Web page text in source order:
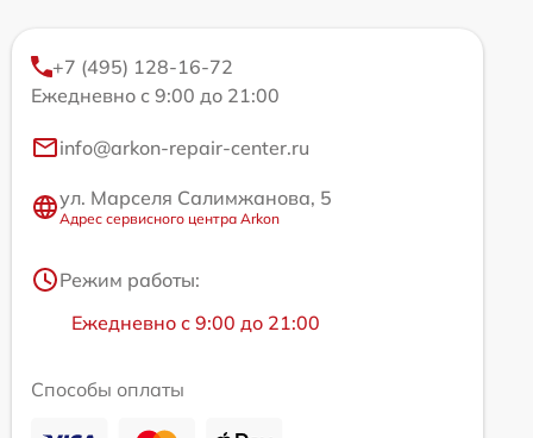
+7 (495) 128-16-72
Ежедневно с 9:00 до 21:00
info@arkon-repair-center.ru
ул. Марселя Салимжанова, 5
Адрес сервисного центра Arkon
Режим работы:
Ежедневно с 9:00 до 21:00
Способы оплаты